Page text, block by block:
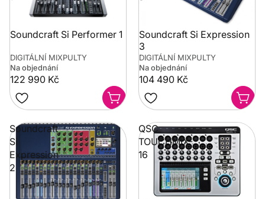
Soundcraft Si Performer 1
DIGITÁLNÍ MIXPULTY
Na objednání
122 990 Kč
Soundcraft Si Expression
3
DIGITÁLNÍ MIXPULTY
Na objednání
104 490 Kč
Soundcraft
Si
Expression
2
QSC
TOUCHMIX-
16